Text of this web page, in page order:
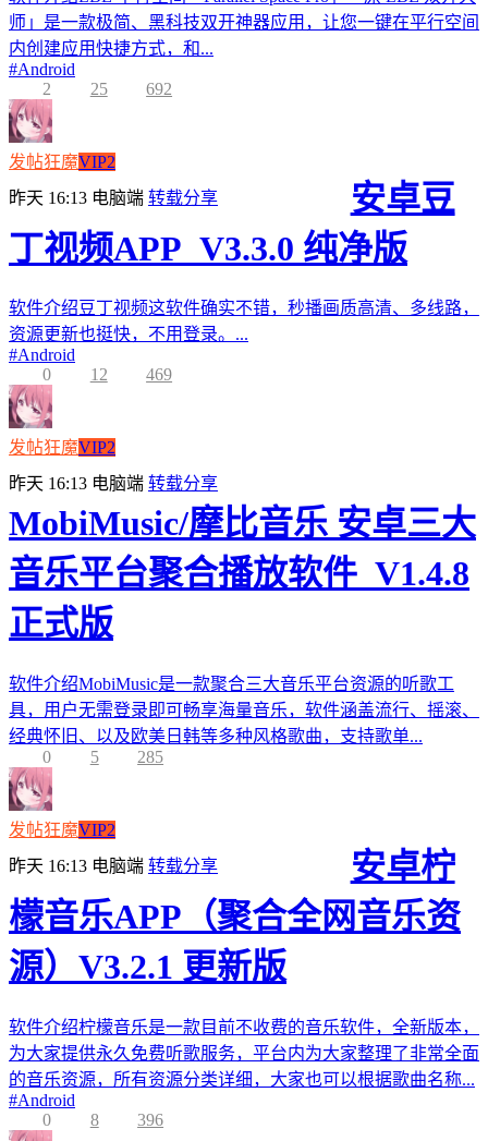
师」是一款极简、黑科技双开神器应用，让您一键在平行空间
内创建应用快捷方式，和...
#Android
2
25 692
发帖狂魔VIP2
昨天 16:13 电脑端 转载分享
安卓豆
丁视频APP_V3.3.0 纯净版
软件介绍豆丁视频这软件确实不错，秒播画质高清、多线路，
资源更新也挺快，不用登录。...
#Android
0
12 469
发帖狂魔VIP2
昨天 16:13 电脑端 转载分享
MobiMusic/摩比音乐 安卓三大
音乐平台聚合播放软件_V1.4.8
正式版
软件介绍MobiMusic是一款聚合三大音乐平台资源的听歌工
具，用户无需登录即可畅享海量音乐，软件涵盖流行、摇滚、
经典怀旧、以及欧美日韩等多种风格歌曲，支持歌单...
0
5 285
发帖狂魔VIP2
昨天 16:13 电脑端 转载分享
安卓柠
檬音乐APP（聚合全网音乐资
源）V3.2.1 更新版
软件介绍柠檬音乐是一款目前不收费的音乐软件，全新版本，
为大家提供永久免费听歌服务，平台内为大家整理了非常全面
的音乐资源，所有资源分类详细，大家也可以根据歌曲名称...
#Android
0
8 396